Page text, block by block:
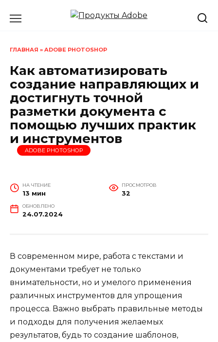
ГЛАВНАЯ » ADOBE PHOTOSHOP
Как автоматизировать
создание направляющих и
достигнуть точной
разметки документа с
помощью лучших практик
и инструментов
ADOBE PHOTOSHOP
НА ЧТЕНИЕ
13 мин
ПРОСМОТРОВ
32
ОБНОВЛЕНО
24.07.2024
В современном мире, работа с текстами и
документами требует не только
внимательности, но и умелого применения
различных инструментов для упрощения
процесса. Важно выбрать правильные методы
и подходы для получения желаемых
результатов, будь то создание шаблонов,